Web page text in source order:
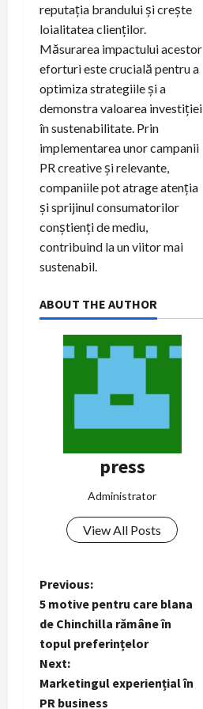
reputația brandului și crește
loialitatea clienților.
Măsurarea impactului acestor
eforturi este crucială pentru a
optimiza strategiile și a
demonstra valoarea investiției
în sustenabilitate. Prin
implementarea unor campanii
PR creative și relevante,
companiile pot atrage atenția
și sprijinul consumatorilor
conștienți de mediu,
contribuind la un viitor mai
sustenabil.
ABOUT THE AUTHOR
press
Administrator
View All Posts
P
o
s
t
Previous:
5 motive pentru care blana
de Chinchilla rămâne în
topul preferințelor
Next:
Marketingul experiențial în
PR business